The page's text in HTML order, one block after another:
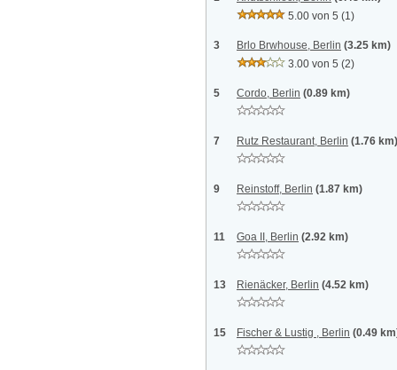
5.00 von 5 (1)
3 Brlo Brwhouse, Berlin (3.25 km)
3.00 von 5 (2)
5 Cordo, Berlin (0.89 km)
7 Rutz Restaurant, Berlin (1.76 km)
9 Reinstoff, Berlin (1.87 km)
11 Goa II, Berlin (2.92 km)
13 Rienäcker, Berlin (4.52 km)
15 Fischer & Lustig , Berlin (0.49